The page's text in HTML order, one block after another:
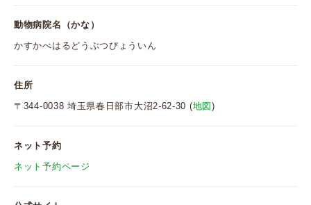
動物病院名（かな）
かすかべはるどうぶつびょういん
住所
〒344-0038 埼玉県春日部市大沼2-62-30 (地図)
ネット予約
ネット予約ページ